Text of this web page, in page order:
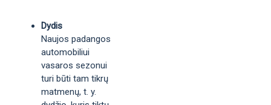
Dydis
Naujos padangos
automobiliui
vasaros sezonui
turi būti tam tikrų
matmenų, t. y.